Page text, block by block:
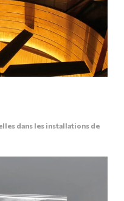
dans les installations de